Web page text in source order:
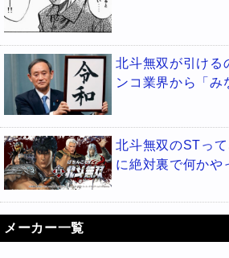
北斗無双が引ける
ンコ業界から「み
北斗無双のSTっ
に絶対裏で何かや
メーカー一覧